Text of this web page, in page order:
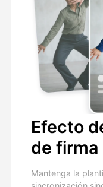
Efecto
de firma
Mantenga la